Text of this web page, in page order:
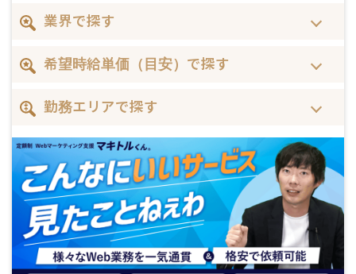
業界で探す
希望時給単価（目安）で探す
勤務エリアで探す